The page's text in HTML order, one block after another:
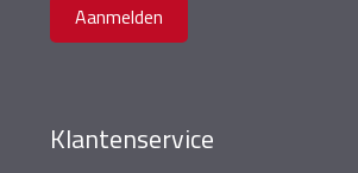
Aanmelden
Klantenservice